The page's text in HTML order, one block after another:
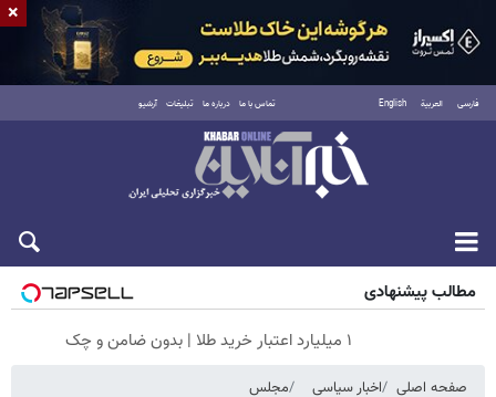
فارسی العربية English تماس با ما درباره ما تبلیغات آرشیو
جمعه ۱۶ مرداد ۱۴۰۵
مطالب پیشنهادی
۱ میلیارد اعتبار خرید طلا | بدون ضامن و چک
صفحه اصلی اخبار سیاسی مجلس
×